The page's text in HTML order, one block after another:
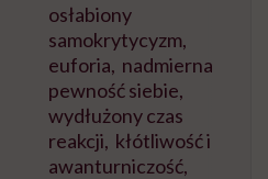
osłabiony
samokrytycyzm,
euforia, nadmierna
pewność siebie,
wydłużony czas
reakcji, kłótliwość i
awanturniczość,